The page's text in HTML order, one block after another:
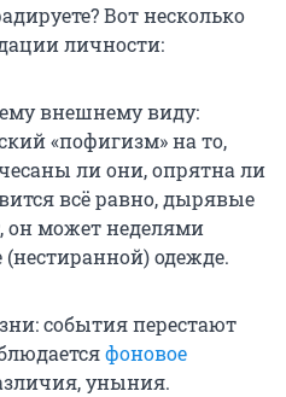
Вот несколько
личности:
внешнему виду:
«пофигизм» на то,
ли они, опрятна ли
всё равно, дырявые
он может неделями
одежде.
события перестают
фоновое
уныния.